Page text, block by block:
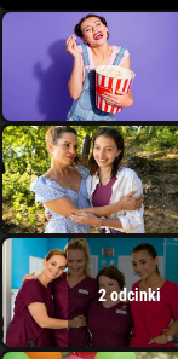
2 odcinki